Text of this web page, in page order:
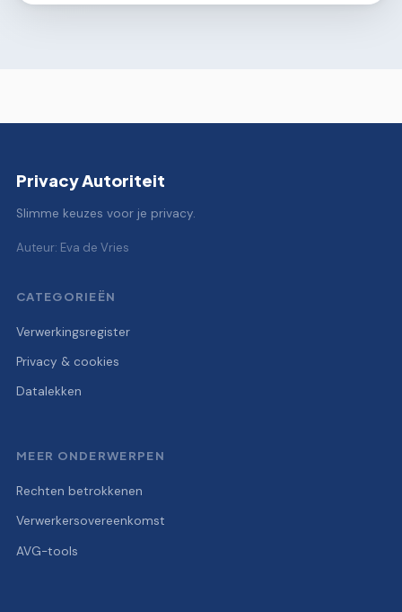
Privacy Autoriteit
Slimme keuzes voor je privacy.
Auteur: Eva de Vries
CATEGORIEËN
Verwerkingsregister
Privacy & cookies
Datalekken
MEER ONDERWERPEN
Rechten betrokkenen
Verwerkersovereenkomst
AVG-tools